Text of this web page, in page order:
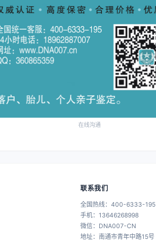
在线沟通
联系我们
全国热线：400-6333-195
手机：13646268998
微信：DNA007-CN
地址：南通市青年中路15号